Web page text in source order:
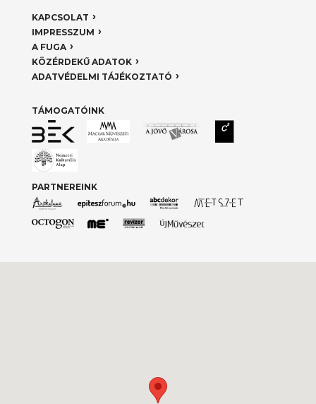
KAPCSOLAT
IMPRESSZUM
A FUGA
KÖZÉRDEKŰ ADATOK
ADATVÉDELMI TÁJÉKOZTATÓ
TÁMOGATÓINK
PARTNEREINK